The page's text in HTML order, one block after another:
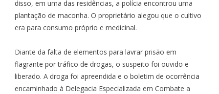
disso, em uma das residências, a polícia encontrou uma
plantação de maconha. O proprietário alegou que o cultivo
era para consumo próprio e medicinal.
Diante da falta de elementos para lavrar prisão em
flagrante por tráfico de drogas, o suspeito foi ouvido e
liberado. A droga foi apreendida e o boletim de ocorrência
encaminhado à Delegacia Especializada em Combate a